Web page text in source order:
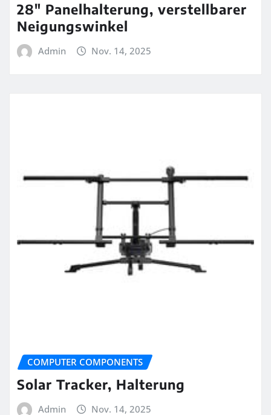
28″ Panelhalterung, verstellbarer
Neigungswinkel
Admin Nov. 14, 2025
COMPUTER COMPONENTS
Solar Tracker, Halterung
Admin Nov. 14, 2025